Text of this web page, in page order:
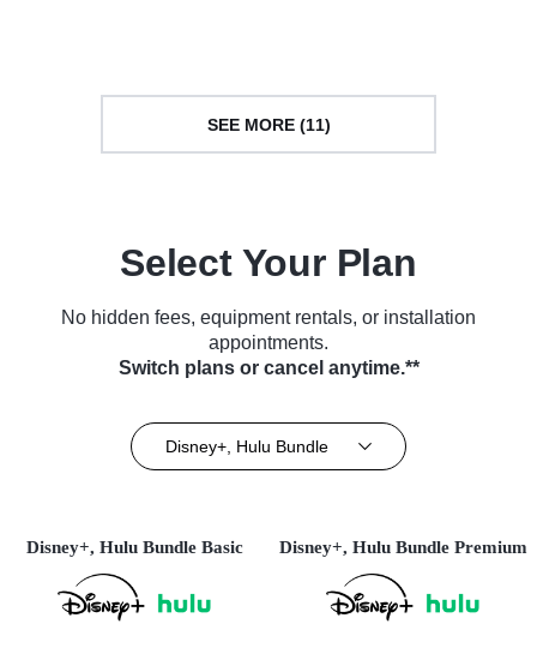
SEE MORE (11)
Select Your Plan
No hidden fees, equipment rentals, or installation
appointments.
Switch plans or cancel anytime.**
Disney+, Hulu Bundle
Disney+, Hulu Bundle Basic Disney+, Hulu Bundle Premium